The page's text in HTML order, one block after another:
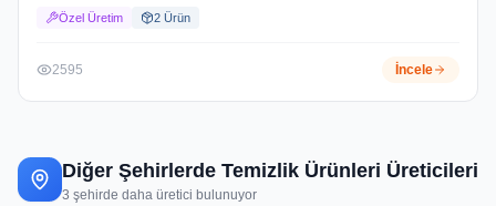
Özel Üretim 2 Ürün
2595 İncele
Diğer Şehirlerde Temizlik Ürünleri Üreticileri
3 şehirde daha üretici bulunuyor